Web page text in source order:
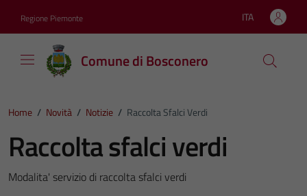
Regione Piemonte Lingua attiva:
ITA
Comune di Bosconero
Home / Novità / Notizie / Raccolta Sfalci Verdi
Raccolta sfalci verdi
Modalita' servizio di raccolta sfalci verdi